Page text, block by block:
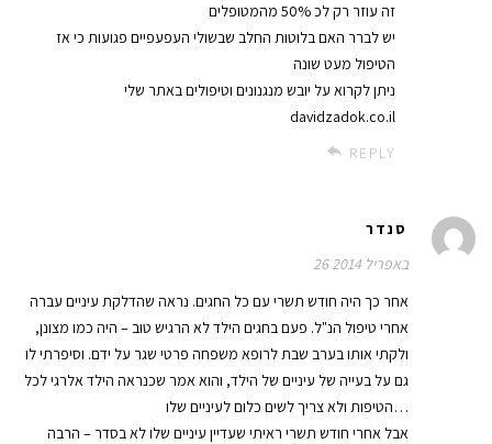
זה עוזר רק לכ 50% מהמטופלים
יש לברר האם בלוטות החלב שבשולי העפעפיים פגועות כי אז
הטיפול מעט שונה
ניתן לקרוא על יובש מנגנונים וטיפולים באתר שלי
davidzadok.co.il
REPLY
סנדר
26 באפריל 2014
אחר כך היה חודש תשרי עם כל החגים. נראה שהדלקת עיניים עברה
אחרי טיפול הנ"ל. פעם בחגים הילד לא הרגיש טוב – היה כמו מצונן,
ולקתי אותו בערב שבת לרופא משפחה פרטי שגר על ידם. וסיפרתי לו
גם על בעייה של עיניים של הילד, והוא אמר שכנראה הילד אלרגי לכל
הטיפות ולא צריך לשים כלום לעיניים שלו…
אבל אחרי חודש תשרי ראיתי שעדיין עיניים שלו לא בסדר – הרבה